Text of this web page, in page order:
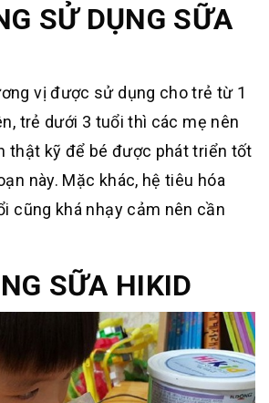
SỬ DỤNG SỮA
vị được sử dụng cho trẻ từ 1
trẻ dưới 3 tuổi thì các mẹ nên
thật kỹ để bé được phát triển tốt
này. Mặc khác, hệ tiêu hóa
cũng khá nhạy cảm nên cần
SỮA HIKID